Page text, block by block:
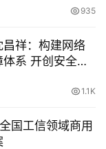
935
祥：构建网络
系 开创安全可
1.1K
国工信领域商用